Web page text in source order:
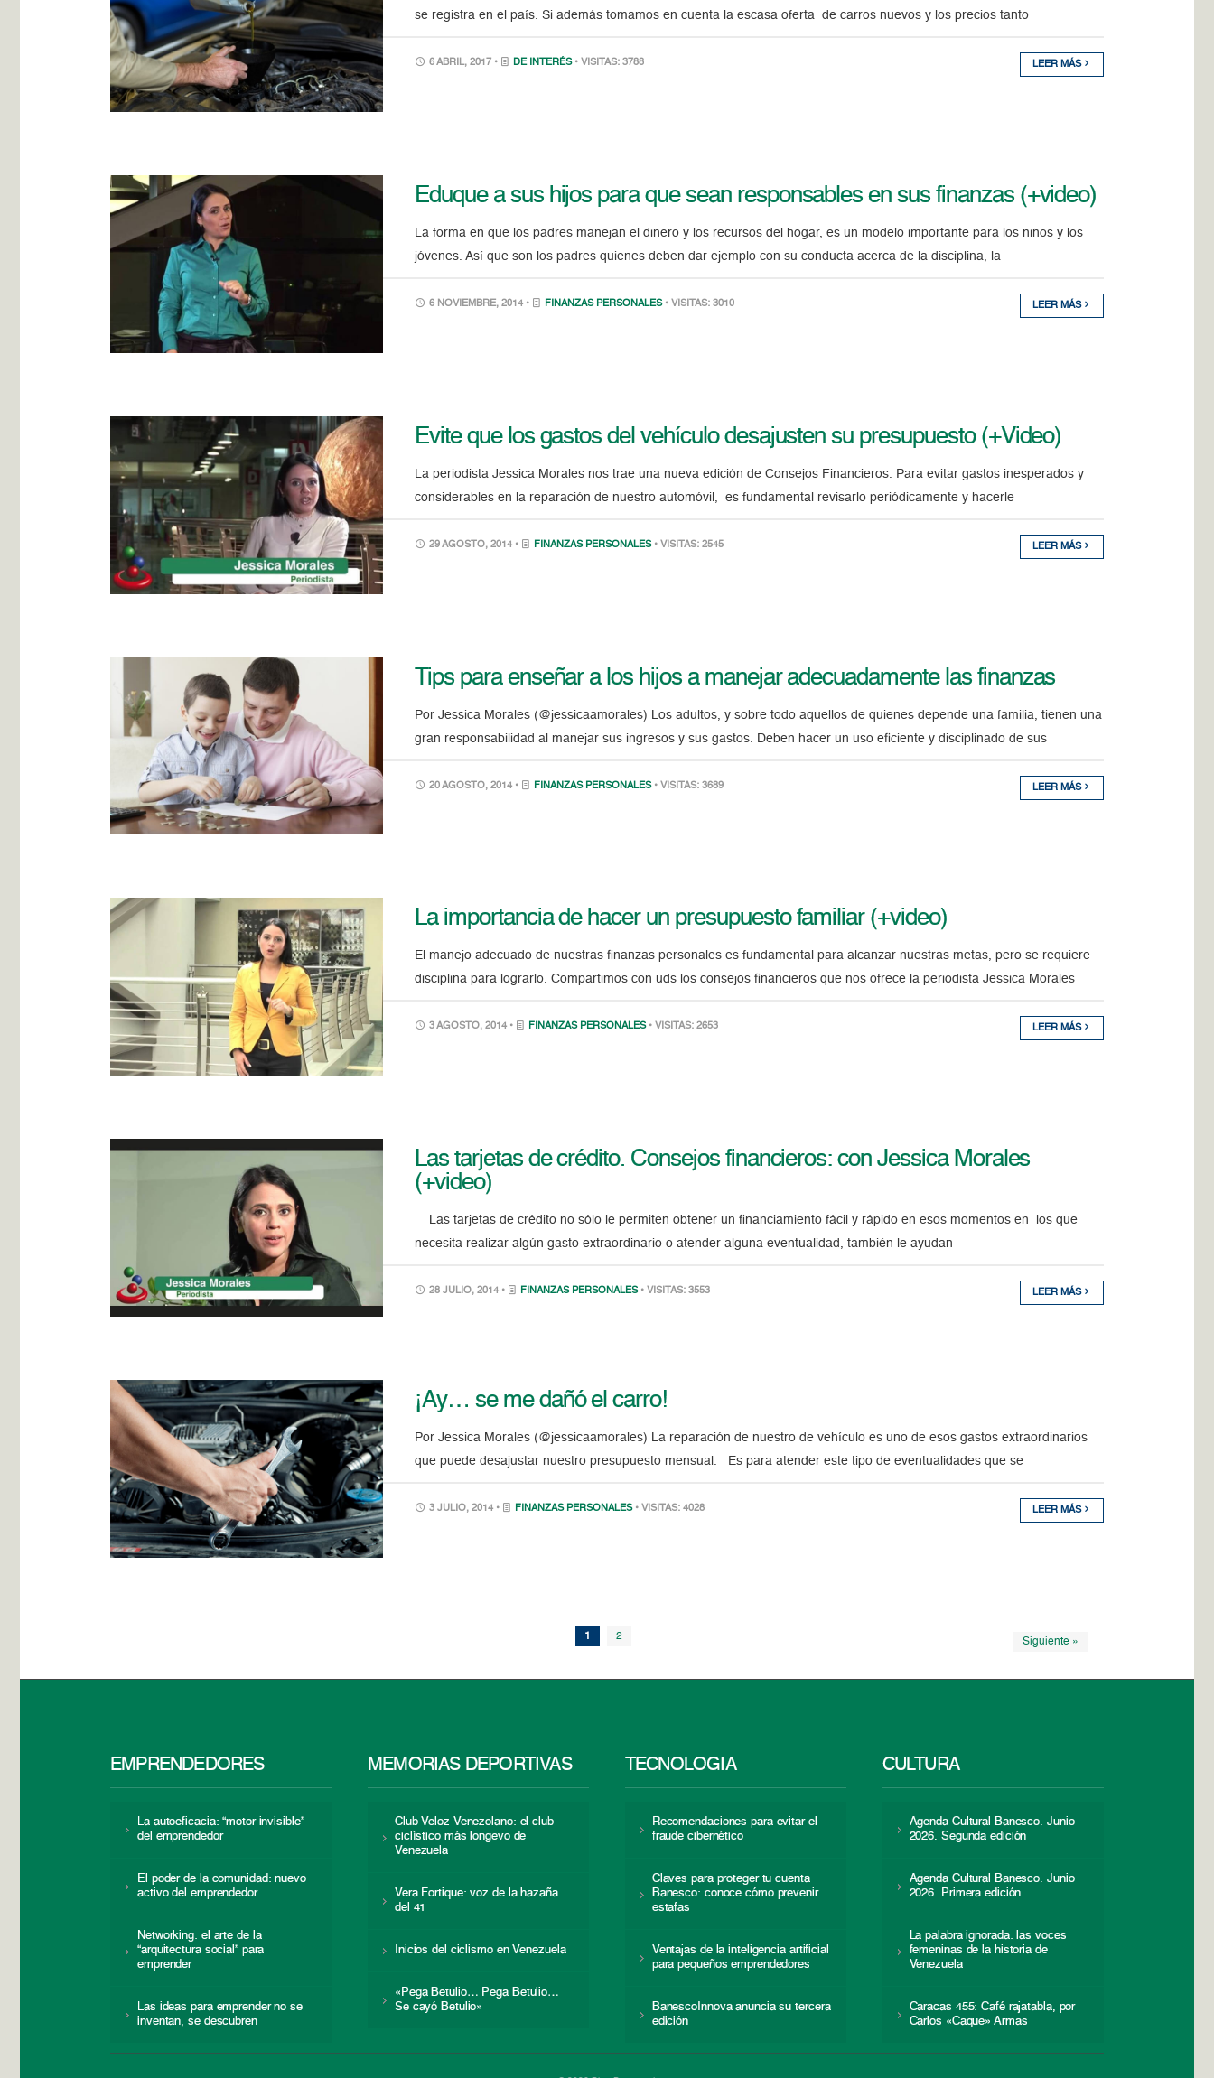
se registra en el país. Si además tomamos en cuenta la escasa oferta de carros nuevos y los precios tanto
6 ABRIL, 2017 • DE INTERÉS • VISITAS: 3788 LEER MÁS
Eduque a sus hijos para que sean responsables en sus finanzas (+video)
La forma en que los padres manejan el dinero y los recursos del hogar, es un modelo importante para los niños y los
jóvenes. Así que son los padres quienes deben dar ejemplo con su conducta acerca de la disciplina, la
6 NOVIEMBRE, 2014 • FINANZAS PERSONALES • VISITAS: 3010 LEER MÁS
Evite que los gastos del vehículo desajusten su presupuesto (+Video)
La periodista Jessica Morales nos trae una nueva edición de Consejos Financieros. Para evitar gastos inesperados y
considerables en la reparación de nuestro automóvil, es fundamental revisarlo periódicamente y hacerle
29 AGOSTO, 2014 • FINANZAS PERSONALES • VISITAS: 2545 LEER MÁS
Tips para enseñar a los hijos a manejar adecuadamente las finanzas
Por Jessica Morales (@jessicaamorales) Los adultos, y sobre todo aquellos de quienes depende una familia, tienen una
gran responsabilidad al manejar sus ingresos y sus gastos. Deben hacer un uso eficiente y disciplinado de sus
20 AGOSTO, 2014 • FINANZAS PERSONALES • VISITAS: 3689 LEER MÁS
La importancia de hacer un presupuesto familiar (+video)
El manejo adecuado de nuestras finanzas personales es fundamental para alcanzar nuestras metas, pero se requiere
disciplina para lograrlo. Compartimos con uds los consejos financieros que nos ofrece la periodista Jessica Morales
3 AGOSTO, 2014 • FINANZAS PERSONALES • VISITAS: 2653 LEER MÁS
Las tarjetas de crédito. Consejos financieros: con Jessica Morales
(+video)
Las tarjetas de crédito no sólo le permiten obtener un financiamiento fácil y rápido en esos momentos en los que
necesita realizar algún gasto extraordinario o atender alguna eventualidad, también le ayudan
28 JULIO, 2014 • FINANZAS PERSONALES • VISITAS: 3553 LEER MÁS
¡Ay… se me dañó el carro!
Por Jessica Morales (@jessicaamorales) La reparación de nuestro de vehículo es uno de esos gastos extraordinarios
que puede desajustar nuestro presupuesto mensual. Es para atender este tipo de eventualidades que se
3 JULIO, 2014 • FINANZAS PERSONALES • VISITAS: 4028 LEER MÁS
1 2
Siguiente »
EMPRENDEDORES
La autoeficacia: “motor invisible”
del emprendedor
El poder de la comunidad: nuevo
activo del emprendedor
Networking: el arte de la
“arquitectura social” para
emprender
Las ideas para emprender no se
inventan, se descubren
MEMORIAS DEPORTIVAS
Club Veloz Venezolano: el club
ciclístico más longevo de
Venezuela
Vera Fortique: voz de la hazaña
del 41
Inicios del ciclismo en Venezuela
«Pega Betulio… Pega Betulio…
Se cayó Betulio»
TECNOLOGÍA
Recomendaciones para evitar el
fraude cibernético
Claves para proteger tu cuenta
Banesco: conoce cómo prevenir
estafas
Ventajas de la inteligencia artificial
para pequeños emprendedores
BanescoInnova anuncia su tercera
edición
CULTURA
Agenda Cultural Banesco. Junio
2026. Segunda edición
Agenda Cultural Banesco. Junio
2026. Primera edición
La palabra ignorada: las voces
femeninas de la historia de
Venezuela
Caracas 455: Café rajatabla, por
Carlos «Caque» Armas